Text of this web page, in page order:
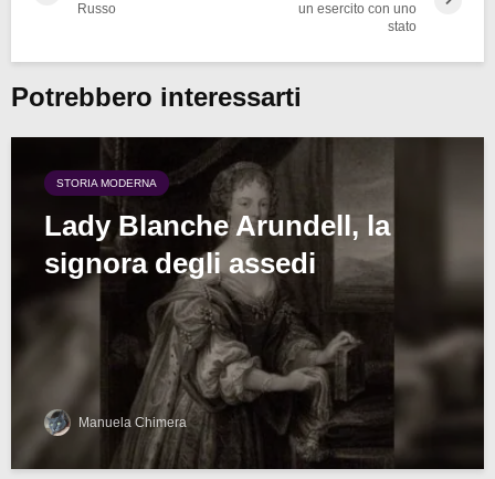
Russo
un esercito con uno
stato
Potrebbero interessarti
STORIA MODERNA
Lady Blanche Arundell, la
signora degli assedi
Manuela Chimera